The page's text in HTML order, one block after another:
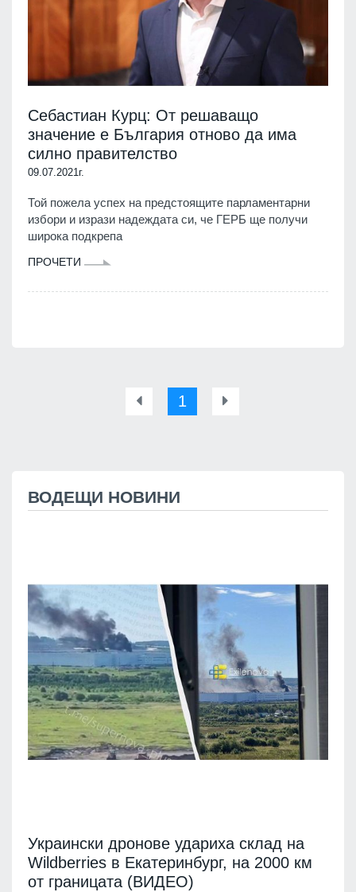
Себастиан Курц: От решаващо
значение е България отново да има
силно правителство
09.07.2021г.
Той пожела успех на предстоящите парламентарни
избори и изрази надеждата си, че ГЕРБ ще получи
широка подкрепа
ПРОЧЕТИ
1
ВОДЕЩИ НОВИНИ
Украински дронове удариха склад на
Wildberries в Екатеринбург, на 2000 км
от границата (ВИДЕО)